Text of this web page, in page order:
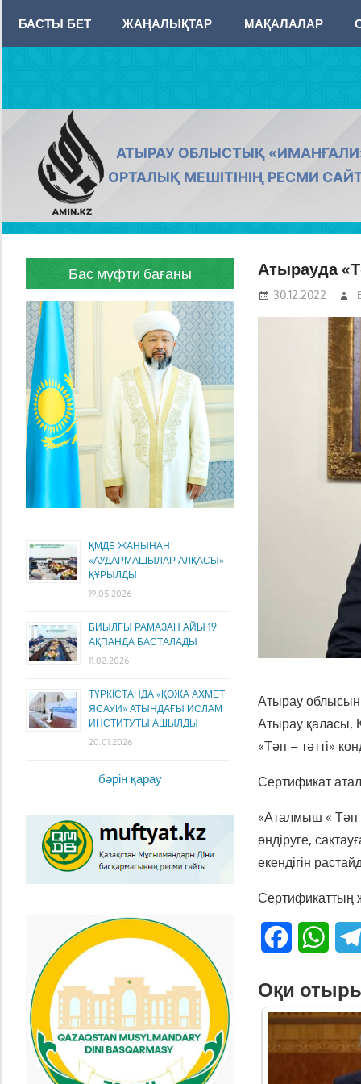
content
БАСТЫ БЕТ ЖАҢАЛЫҚТАР МАҚАЛАЛАР
AMIN.KZ
АТЫРАУ ОБЛЫСТЫҚ
ОРТАЛЫҚ МЕШІТІНІҢ РЕСМИ
Атырауда
30.12.2022
Атырау
Атырау қаласы,
«Тәп – тәтті»
Сертификат
«Аталмыш « Тәп
өндіруге,
екендігін
Сертификаттың
Facebook
Оқи
Бас мүфти бағаны
ҚМДБ ЖАНЫНАН
«АУДАРМАШЫЛАР АЛҚАСЫ»
ҚҰРЫЛДЫ
19.05.2026
БИЫЛҒЫ РАМАЗАН АЙЫ 19
АҚПАНДА БАСТАЛАДЫ
11.02.2026
ТҮРКІСТАНДА «ҚОЖА АХМЕТ
ЯСАУИ» АТЫНДАҒЫ ИСЛАМ
ИНСТИТУТЫ АШЫЛДЫ
20.01.2026
бәрін қарау